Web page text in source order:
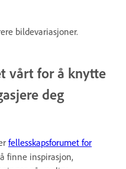
bildevariasjoner.
vårt for å knytte
deg
fellesskapsforumet for
finne inspirasjon,